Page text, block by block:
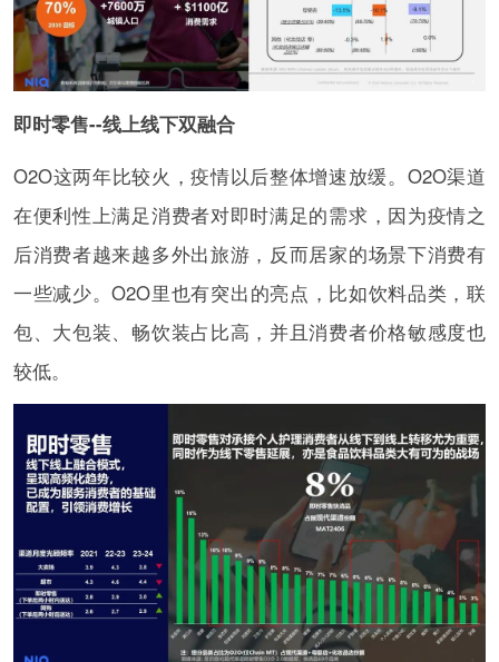
即时零售--线上线下双融合
O2O这两年比较火，疫情以后整体增速放缓。O2O渠道
在便利性上满足消费者对即时满足的需求，因为疫情之
后消费者越来越多外出旅游，反而居家的场景下消费有
一些减少。O2O里也有突出的亮点，比如饮料品类，联
包、大包装、畅饮装占比高，并且消费者价格敏感度也
较低。